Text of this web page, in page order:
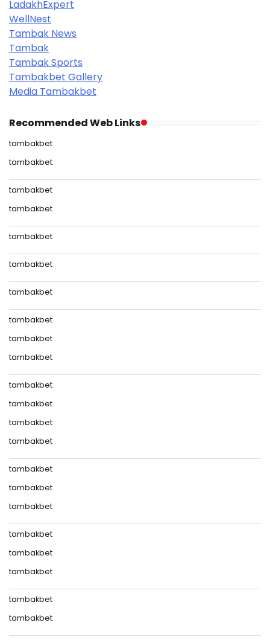
LadakhExpert
WellNest
Tambak News
Tambak
Tambak Sports
Tambakbet Gallery
Media Tambakbet
Recommended Web Links
tambakbet
tambakbet
tambakbet
tambakbet
tambakbet
tambakbet
tambakbet
tambakbet
tambakbet
tambakbet
tambakbet
tambakbet
tambakbet
tambakbet
tambakbet
tambakbet
tambakbet
tambakbet
tambakbet
tambakbet
tambakbet
tambakbet